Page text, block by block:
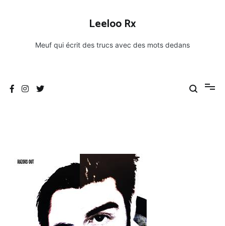
Leeloo Rx
Meuf qui écrit des trucs avec des mots dedans